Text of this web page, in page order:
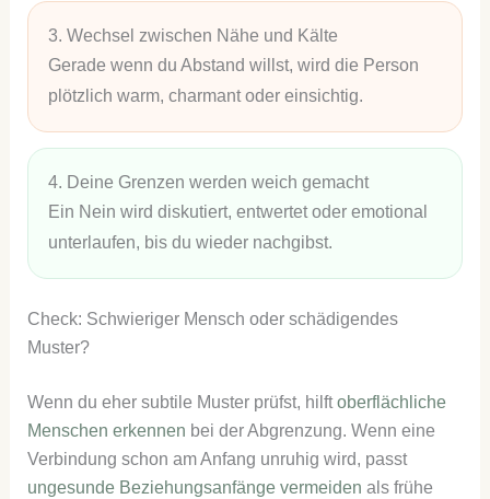
3. Wechsel zwischen Nähe und Kälte
Gerade wenn du Abstand willst, wird die Person
plötzlich warm, charmant oder einsichtig.
4. Deine Grenzen werden weich gemacht
Ein Nein wird diskutiert, entwertet oder emotional
unterlaufen, bis du wieder nachgibst.
Check: Schwieriger Mensch oder schädigendes
Muster?
Wenn du eher subtile Muster prüfst, hilftoberflächliche
Menschen erkennen bei der Abgrenzung. Wenn eine
Verbindung schon am Anfang unruhig wird, passt
ungesunde Beziehungsanfänge vermeiden als frühe